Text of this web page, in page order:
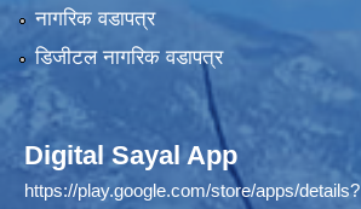
नागरिक वडापत्र
डिजीटल नागरिक वडापत्र
Digital Sayal App
https://play.google.com/store/apps/details?